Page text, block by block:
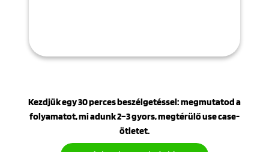
Kezdjük egy 30 perces beszélgetéssel: megmutatod a
folyamatot, mi adunk 2–3 gyors, megtérülő use case-
ötletet.